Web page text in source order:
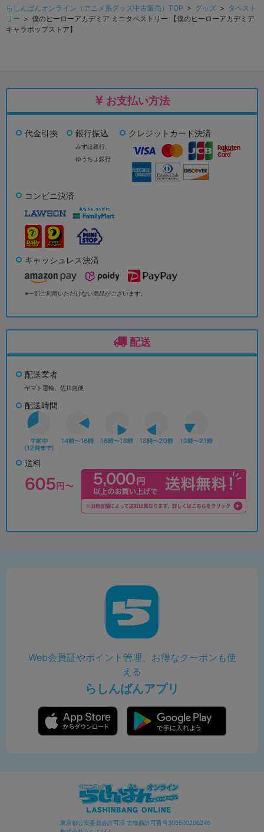
らしんばんオンライン（アニメ系グッズ中古販売）TOP > グッズ > タペスト
リー > 僕のヒーローアカデミア ミニタペストリー 【僕のヒーローアカデミア
キャラポップストア】
お支払い方法
代金引換 銀行振込
みずほ銀行、
ゆうちょ銀行
クレジットカード決済
コンビニ決済
キャッシュレス決済
※一部ご利用いただけない商品がございます。
配送
配送業者
ヤマト運輸、佐川急便
配送時間
送料
Web会員証やポイント管理、お得なクーポンも使
える
らしんばんアプリ
東京都公安委員会許可済 古物商許可番号305500206246